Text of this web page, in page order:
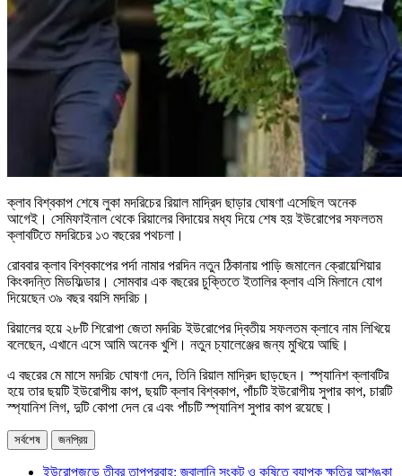
ক্লাব বিশ্বকাপ শেষে লুকা মদরিচের রিয়াল মাদ্রিদ ছাড়ার ঘোষণা এসেছিল অনেক
আগেই। সেমিফাইনাল থেকে রিয়ালের বিদায়ের মধ্য দিয়ে শেষ হয় ইউরোপের সফলতম
ক্লাবটিতে মদরিচের ১৩ বছরের পথচলা।
রোববার ক্লাব বিশ্বকাপের পর্দা নামার পরদিন নতুন ঠিকানায় পাড়ি জমালেন ক্রোয়েশিয়ার
কিংবদন্তি মিডফিল্ডার। সোমবার এক বছরের চুক্তিতে ইতালির ক্লাব এসি মিলানে যোগ
দিয়েছেন ৩৯ বছর বয়সি মদরিচ।
রিয়ালের হয়ে ২৮টি শিরোপা জেতা মদরিচ ইউরোপের দ্বিতীয় সফলতম ক্লাবে নাম লিখিয়ে
বলেছেন, এখানে এসে আমি অনেক খুশি। নতুন চ্যালেঞ্জের জন্য মুখিয়ে আছি।
এ বছরের মে মাসে মদরিচ ঘোষণা দেন, তিনি রিয়াল মাদ্রিদ ছাড়ছেন। স্প্যানিশ ক্লাবটির
হয়ে তার ছয়টি ইউরোপীয় কাপ, ছয়টি ক্লাব বিশ্বকাপ, পাঁচটি ইউরোপীয় সুপার কাপ, চারটি
স্প্যানিশ লিগ, দুটি কোপা দেল রে এবং পাঁচটি স্প্যানিশ সুপার কাপ রয়েছে।
সর্বশেষ জনপ্রিয়
ইউরোপজুড়ে তীব্র তাপপ্রবাহ: জ্বালানি সংকট ও কৃষিতে ব্যাপক ক্ষতির আশঙ্কা